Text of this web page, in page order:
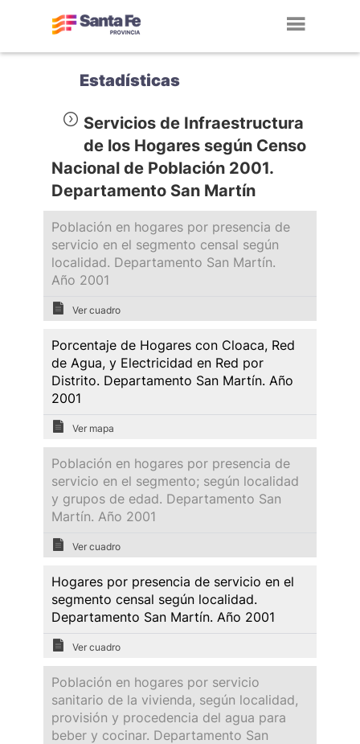
Estadísticas
Servicios de Infraestructura
de los Hogares según Censo
Nacional de Población 2001.
Departamento San Martín
Población en hogares por presencia de
servicio en el segmento censal según
localidad. Departamento San Martín.
Año 2001
Ver cuadro
Porcentaje de Hogares con Cloaca, Red
de Agua, y Electricidad en Red por
Distrito. Departamento San Martín. Año
2001
Ver mapa
Población en hogares por presencia de
servicio en el segmento; según localidad
y grupos de edad. Departamento San
Martín. Año 2001
Ver cuadro
Hogares por presencia de servicio en el
segmento censal según localidad.
Departamento San Martín. Año 2001
Ver cuadro
Población en hogares por servicio
sanitario de la vivienda, según localidad,
provisión y procedencia del agua para
beber y cocinar. Departamento San